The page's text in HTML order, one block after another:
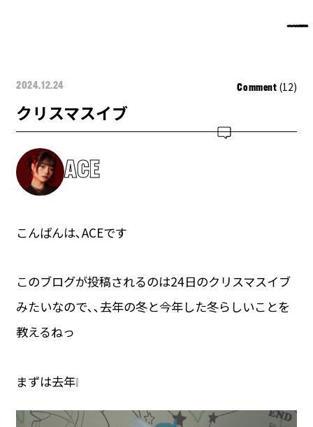
2024.12.24 Comment (12)
クリスマスイブ
ACE
こんばんは､ACEです
このブログが投稿されるのは24日のクリスマスイブ
みたいなので､､去年の冬と今年した冬らしいことを
教えるねっ
まずは去年❕